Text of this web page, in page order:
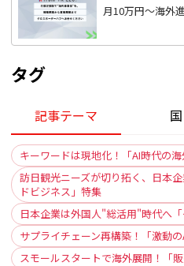
月10万円〜海外
タグ
記事テーマ 国
キーワードは現地化！「AI時代の
訪日観光ニーズが切り拓く、日本
ドビジネス」特集
日本企業は外国人"総活用"時代へ
サプライチェーン再構築！「激動
スモールスタートで海外展開！「